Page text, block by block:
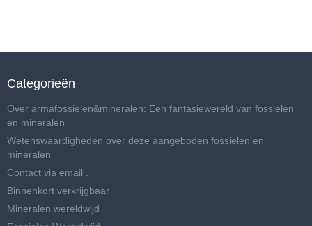
Categorieën
Over armafossielen&mineralen: Een fantasiewereld van fossielen
en mineralen
Wetenswaardigheden over deze aangeboden fossielen en
mineralen
Contact via email .
Binnenkort verkrijgbaar
Mineralen wereldwijd